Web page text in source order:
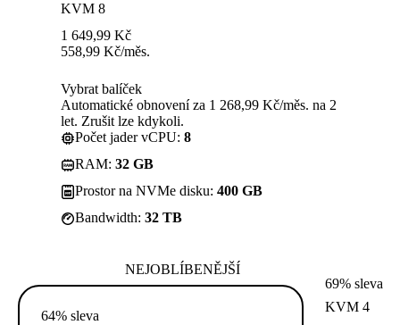
KVM 8
1 649,99 Kč
558,99 Kč/měs.
Vybrat balíček
Automatické obnovení za 1 268,99 Kč/měs. na 2
let. Zrušit lze kdykoli.
Počet jader vCPU: 8
RAM: 32 GB
Prostor na NVMe disku: 400 GB
Bandwidth: 32 TB
NEJOBLÍBENĚJŠÍ
64% sleva
69% sleva
KVM 4